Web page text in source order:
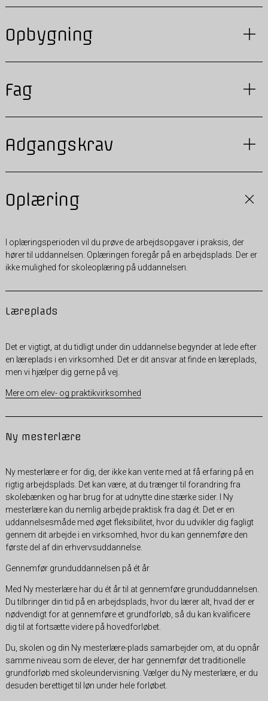
Opbygning
Fag
Adgangskrav
Oplæring
I oplæringsperioden vil du prøve de arbejdsopgaver i praksis, der
hører til uddannelsen. Oplæringen foregår på en arbejdsplads. Der er
ikke mulighed for skoleoplæring på uddannelsen.
Læreplads
Det er vigtigt, at du tidligt under din uddannelse begynder at lede efter
en læreplads i en virksomhed. Det er dit ansvar at finde en læreplads,
men vi hjælper dig gerne på vej.
Mere om elev- og praktikvirksomhed
Ny mesterlære
Ny mesterlære er for dig, der ikke kan vente med at få erfaring på en
rigtig arbejdsplads. Det kan være, at du trænger til forandring fra
skolebænken og har brug for at udnytte dine stærke sider. I Ny
mesterlære kan du nemlig arbejde praktisk fra dag ét. Det er en
uddannelsesmåde med øget fleksibilitet, hvor du udvikler dig fagligt
gennem dit arbejde i en virksomhed, hvor du kan gennemføre den
første del af din erhvervsuddannelse.
Gennemfør grunduddannelsen på ét år
Med Ny mesterlære har du ét år til at gennemføre grunduddannelsen.
Du tilbringer din tid på en arbejdsplads, hvor du lærer alt, hvad der er
nødvendigt for at gennemføre et grundforløb, så du kan kvalificere
dig til at fortsætte videre på hovedforløbet.
Du, skolen og din Ny mesterlære-plads samarbejder om, at du opnår
samme niveau som de elever, der har gennemfør det traditionelle
grundforløb med skoleundervisning. Vælger du Ny mesterlære, er du
desuden berettiget til løn under hele forløbet.